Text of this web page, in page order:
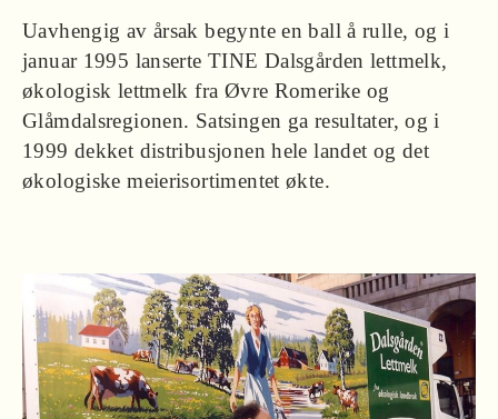
Uavhengig av årsak begynte en ball å rulle, og i
januar 1995 lanserte TINE Dalsgården lettmelk,
økologisk lettmelk fra Øvre Romerike og
Glåmdalsregionen. Satsingen ga resultater, og i
1999 dekket distribusjonen hele landet og det
økologiske meierisortimentet økte.